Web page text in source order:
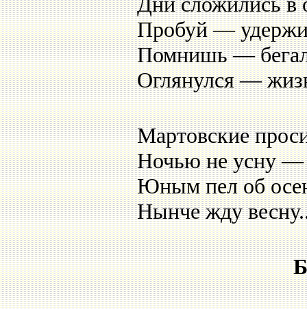
Пробуй —
Помнишь —
Оглянулся —
Мартовские
Ночью не усну —
Юным пел об
Нынче жду